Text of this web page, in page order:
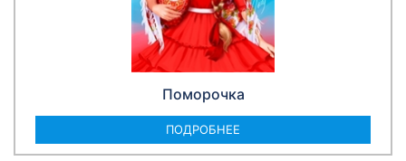
Поморочка
ПОДРОБНЕЕ